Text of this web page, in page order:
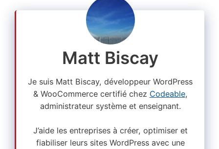
Matt Biscay
Je suis Matt Biscay, développeur WordPress
& WooCommerce certifié chez Codeable,
administrateur système et enseignant.
J’aide les entreprises à créer, optimiser et
fiabiliser leurs sites WordPress avec une